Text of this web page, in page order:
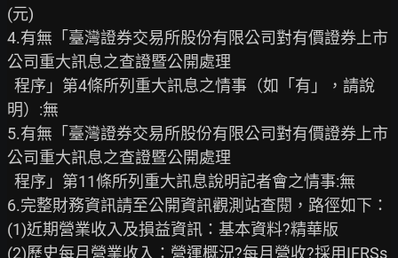
(元)
4.有無「臺灣證券交易所股份有限公司對有價證券上市
公司重大訊息之查證暨公開處理
明）:無
5.有無「臺灣證券交易所股份有限公司對有價證券上市
公司重大訊息之查證暨公開處理
6.完整財務資訊請至公開資訊觀測站查閱，路徑如下：
(1)近期營業收入及損益資訊：基本資料?精華版
(2)歷史每月營業收入：營運概況?每月營收?採用IFRSs